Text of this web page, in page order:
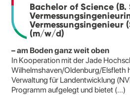
Bachelor of Science (B.
Vermessungsingenieur
(m/w/d)
– am Boden ganz weit oben
In Kooperation mit der Jade
Wilhelmshaven/Oldenburg/Elsfleth
Verwaltung für Landentwicklung
Programm aufgelegt und bietet (...)